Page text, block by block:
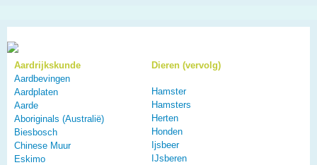
Aardrijkskunde
Aardbevingen
Aardplaten
Aarde
Aboriginals (Australië)
Biesbosch
Chinese Muur
Eskimo
Dieren (vervolg)
Hamster
Hamsters
Herten
Honden
Ijsbeer
IJsberen